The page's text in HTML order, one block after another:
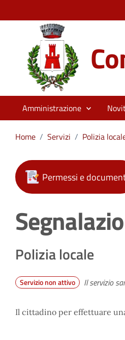
Amministrazione
Home / Servizi / Polizia
Permessi e
Polizia locale
Servizio non attivo Il servizio
Il cittadino per effettuare